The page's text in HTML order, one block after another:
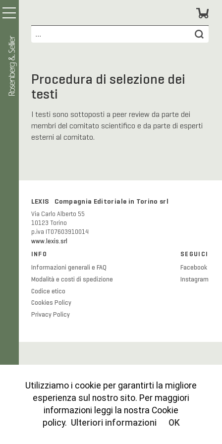
Procedura di selezione dei
testi
I testi sono sottoposti a peer review da parte dei
membri del comitato scientifico e da parte di esperti
esterni al comitato.
LEXIS Compagnia Editoriale in Torino srl
Via Carlo Alberto 55
10123 Torino
p.iva IT07603910014
www.lexis.srl
INFO
Informazioni generali e FAQ
Modalità e costi di spedizione
Codice etico
Cookies Policy
Privacy Policy
SEGUICI
Facebook
Instagram
Utilizziamo i cookie per garantirti la migliore
esperienza sul nostro sito. Per maggiori
informazioni leggi la nostra Cookie
policy. Ulteriori informazioni OK